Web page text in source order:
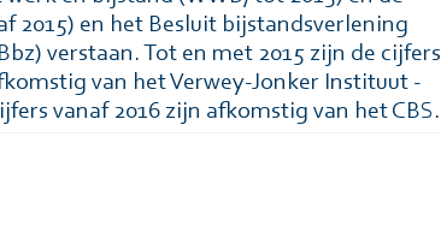
2015) en het Besluit bijstandsverlening
verstaan. Tot en met 2015 zijn de cijfers
van het Verwey-Jonker Instituut -
vanaf 2016 zijn afkomstig van het CBS.